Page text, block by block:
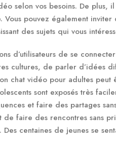
selon vos besoins. De plus,
pouvez également inviter
des sujets qui vous
d’utilisateurs de se
cultures, de parler d’idées
chat vidéo pour adultes peut
sont exposés très
et faire des partages
de faire des rencontres sans
centaines de jeunes se